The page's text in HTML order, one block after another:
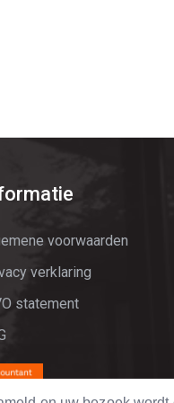
voorwaarden
verklaring
statement